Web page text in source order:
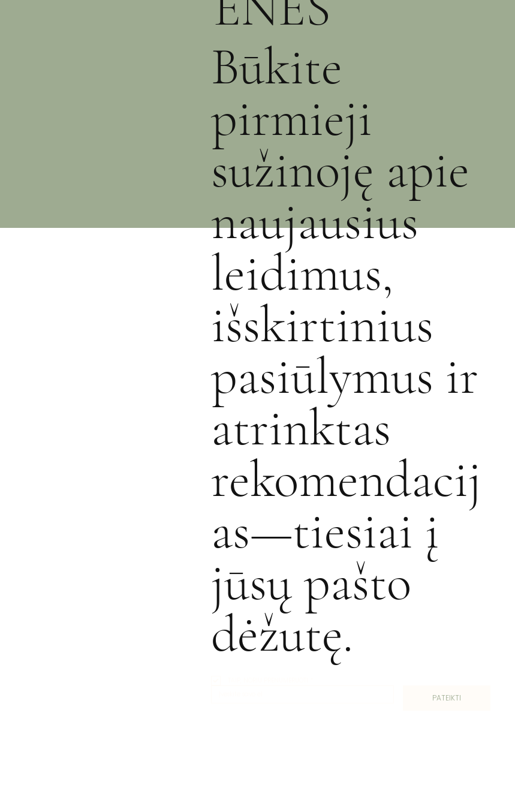
Būkite
pirmieji
sužinoję apie
naujausius
leidimus,
išskirtinius
pasiūlymus ir
atrinktas
rekomendacij
as—tiesiai į
jūsų pašto
dėžutę.
PATEIKTI